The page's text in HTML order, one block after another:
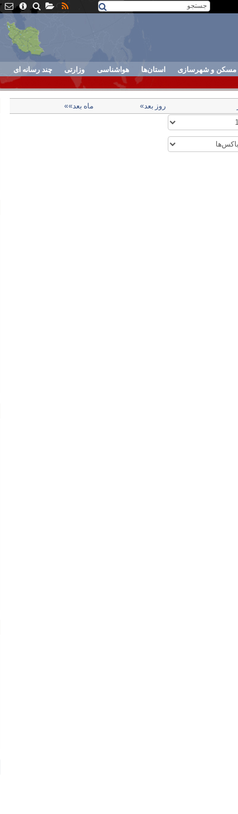
مسکن و شهرسازی استان‌ها هواشناسی وزارتی چند رسانه ای
روز بعد» ماه بعد»»